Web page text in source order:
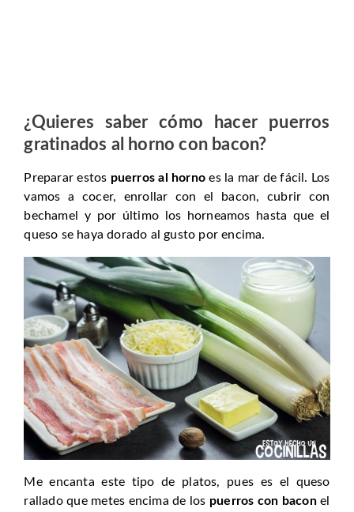
¿Quieres saber cómo hacer puerros
gratinados al horno con bacon?
Preparar estos puerros al horno es la mar de fácil. Los
vamos a cocer, enrollar con el bacon, cubrir con
bechamel y por último los horneamos hasta que el
queso se haya dorado al gusto por encima.
Me encanta este tipo de platos, pues es el queso
rallado que metes encima de los puerros con baconel